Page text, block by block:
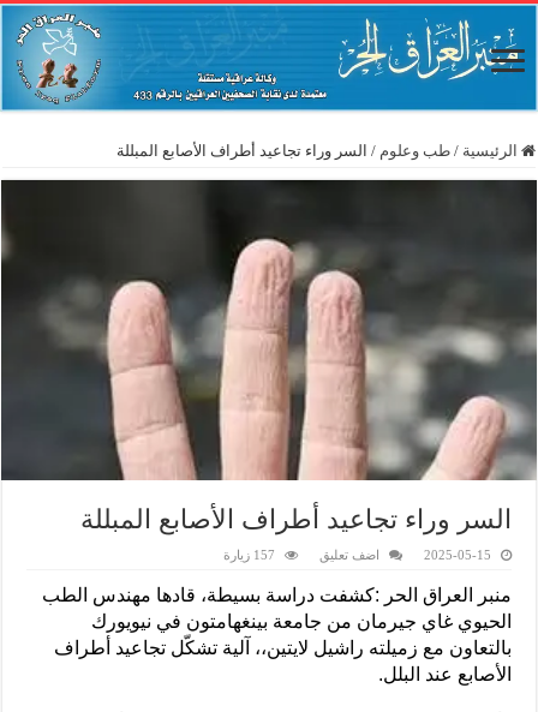
الرئيسية / طب وعلوم / السر وراء تجاعيد أطراف الأصابع المبللة
السر وراء تجاعيد أطراف الأصابع المبللة
2025-05-15 اضف تعليق 157 زيارة
منبر العراق الحر :كشفت دراسة بسيطة، قادها مهندس الطب
الحيوي غاي جيرمان من جامعة بينغهامتون في نيويورك
بالتعاون مع زميلته راشيل لايتين،، آلية تشكّل تجاعيد أطراف
الأصابع عند البلل.